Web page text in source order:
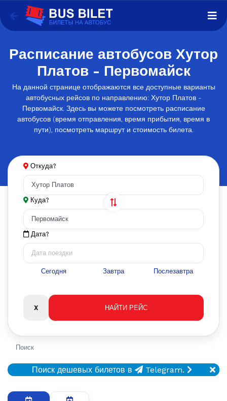
Расписание автобусов Хутор
Платов - Первомайск
На данной странице отображаются все доступные варианты
автобусных рейсов по направлению: Хутор Платов -
Первомайск. Здесь вы можете посмотреть расписание
автобусов (время отправления, время прибытия, время в
пути), посмотреть маршрут и стоимость билета.
Откуда?
Куда?
Дата?
Сегодня Завтра Послезавтра
Поиск
Поиск дешевых билетов в Telegram.